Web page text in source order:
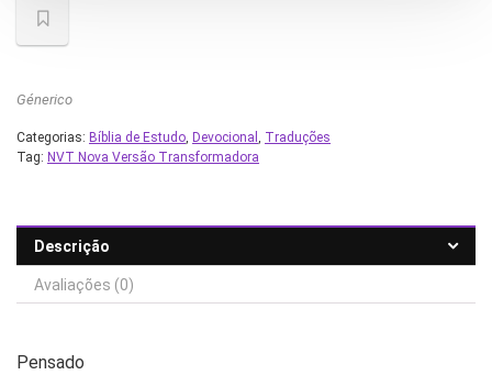
Génerico
Categorias: Bíblia de Estudo, Devocional , Traduções
Tag: NVT Nova Versão Transformadora
Descrição
Avaliações (0)
Pensado